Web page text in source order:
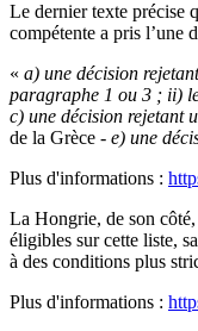
Le dernier texte précise
compétente a pris l’une
« a) une décision
paragraphe 1 ou 3 ; ii)
c) une décision rejetant
de la Grèce - e) une
Plus d'informations :
La Hongrie, de son
éligibles sur cette liste,
à des conditions plus
Plus d'informations :